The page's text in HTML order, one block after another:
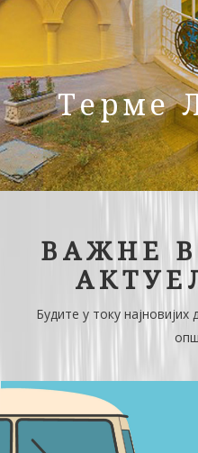
Упознај
ВАЖНЕ
Будите у току